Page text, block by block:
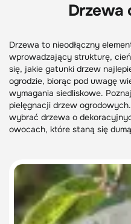
Drzewa
Drzewa to nieodłączny
wprowadzający strukturę,
się, jakie gatunki drzew
ogrodzie, biorąc pod uwagę
wymagania siedliskowe.
pielęgnacji drzew
wybrać drzewa o
owocach, które staną się